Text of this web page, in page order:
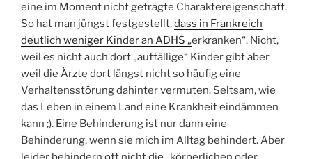
eine im Moment nicht gefragte Charaktereigenschaft.
So hat man jüngst festgestellt,dass in Frankreich
deutlich weniger Kinder an ADHS „erkranken“. Nicht,
weil es nicht auch dort „auffällige“ Kinder gibt aber
weil die Ärzte dort längst nicht so häufig eine
Verhaltensstörung dahinter vermuten. Seltsam, wie
das Leben in einem Land eine Krankheit eindämmen
kann ;). Eine Behinderung ist nur dann eine
Behinderung, wenn sie mich im Alltag behindert. Aber